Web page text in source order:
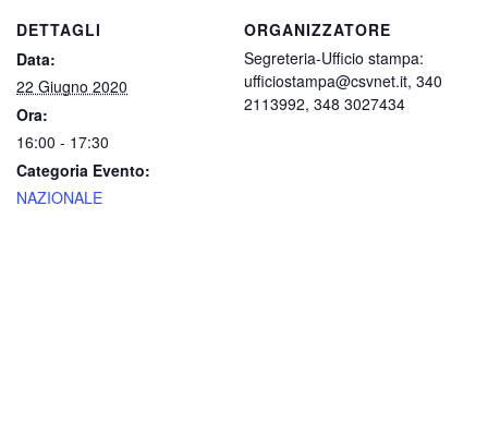
DETTAGLI
Data:
22 Giugno 2020
Ora:
16:00 - 17:30
Categoria Evento:
NAZIONALE
ORGANIZZATORE
Segreteria-Ufficio stampa:
ufficiostampa@csvnet.it, 340
2113992, 348 3027434